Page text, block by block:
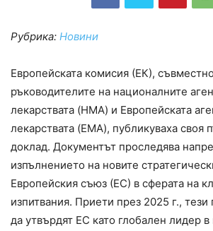
Рубрика: Новини
Европейската комисия (ЕК),
ръководителите на националните
лекарствата (HMA) и Европейската
лекарствата (EMA), публикуваха своя
доклад. Документът проследява
изпълнението на новите
Европейския съюз (ЕС) в сферата на
изпитвания. Приети през 2025 г.,
да утвърдят ЕС като глобален лидер